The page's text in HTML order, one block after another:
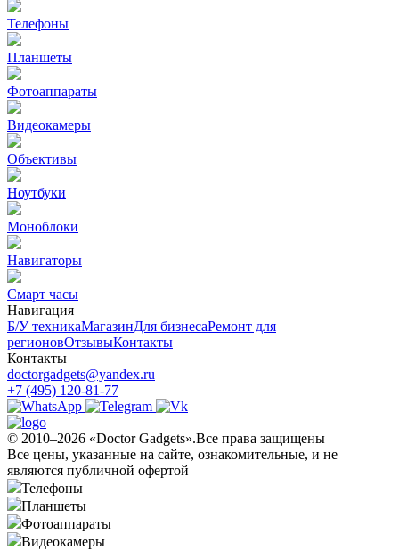
Телефоны
Планшеты
Фотоаппараты
Видеокамеры
Объективы
Ноутбуки
Моноблоки
Навигаторы
Смарт часы
Навигация
Б/У техникaМагазинДля бизнесаРемонт для
регионовОтзывыКонтакты
Контакты
doctorgadgets@yandex.ru
+7 (495) 120-81-77
© 2010–2026 «Doctor Gadgets».Все права защищены
Все цены, указанные на сайте, ознакомительные, и не
являются публичной офертой
Телефоны
Планшеты
Фотоаппараты
Видеокамеры